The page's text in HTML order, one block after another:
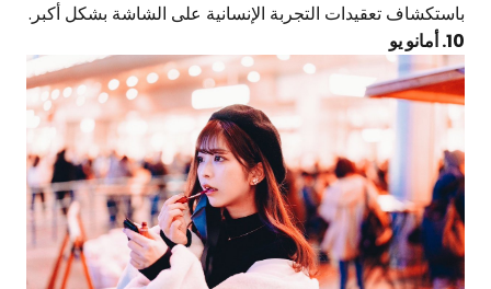
تعقيدات التجربة الإنسانية على الشاشة بشكل أكبر.